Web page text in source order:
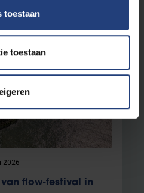
toestaan
toestaan
2026
flow-festival in